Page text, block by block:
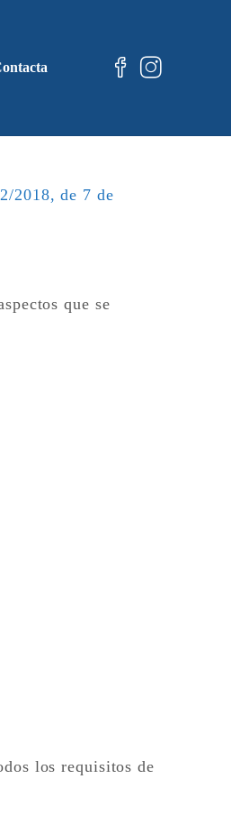
2018, de 7 de
que se
los requisitos de